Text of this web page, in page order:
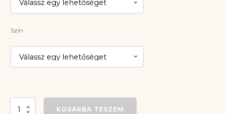
Szín
Cica/Nyuszi
KOSÁRBA TESZEM